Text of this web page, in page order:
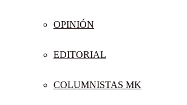
OPINIÓN
EDITORIAL
COLUMNISTAS MK